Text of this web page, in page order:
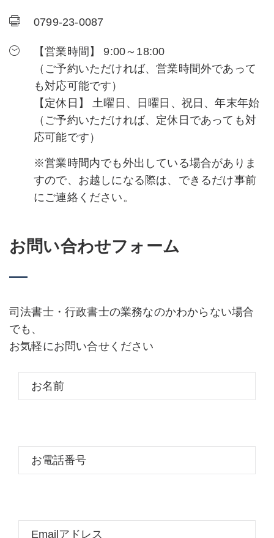
0799-23-0087
【営業時間】 9:00～18:00
（ご予約いただければ、営業時間外であって
も対応可能です）
【定休日】 土曜日、日曜日、祝日、年末年始
（ご予約いただければ、定休日であっても対
応可能です）
※営業時間内でも外出している場合がありま
すので、お越しになる際は、できるだけ事前
にご連絡ください。
お問い合わせフォーム
司法書士・行政書士の業務なのかわからない場合
でも、
お気軽にお問い合せください